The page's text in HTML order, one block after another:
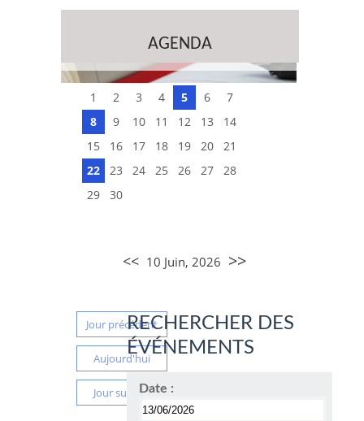
AGENDA
1 2 3 4 5 6
7
8
9 10 11 12 13
14
15
16 17 18 19 20
21
22
23 24 25 26 27
28
29
30
<< 10 Juin, 2026 >>
Jour précédent
Aujourd'hui
Jour suivant
RECHERCHER DES
ÉVÉNEMENTS
Date :